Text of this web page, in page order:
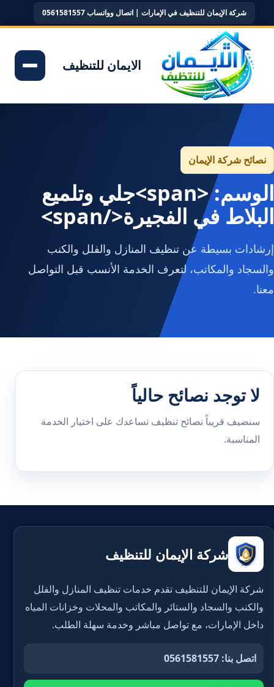
شركة الإيمان للتنظيف في الإمارات | اتصال وواتساب 0561581557
الايمان للتنظيف
نصائح شركة الإيمان
الوسم: <span>جلي وتلميع
البلاط في الفجيرة</span>
إرشادات بسيطة عن تنظيف المنازل والفلل والكنب
والسجاد والمكاتب، لتعرف الخدمة الأنسب قبل التواصل
معنا.
لا توجد نصائح حالياً
سنضيف قريباً نصائح تنظيف تساعدك على اختيار الخدمة
المناسبة.
شركة الإيمان للتنظيف
شركة الإيمان للتنظيف تقدم خدمات تنظيف المنازل والفلل
والكنب والسجاد والستائر والمكاتب والمحلات وخزانات المياه
داخل الإمارات، مع تواصل مباشر وخدمة سهلة الطلب.
اتصل بنا: 0561581557